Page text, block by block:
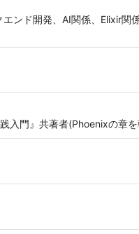
ンド開発、AI関係、Elixir関
入門』共著者(Phoenixの章